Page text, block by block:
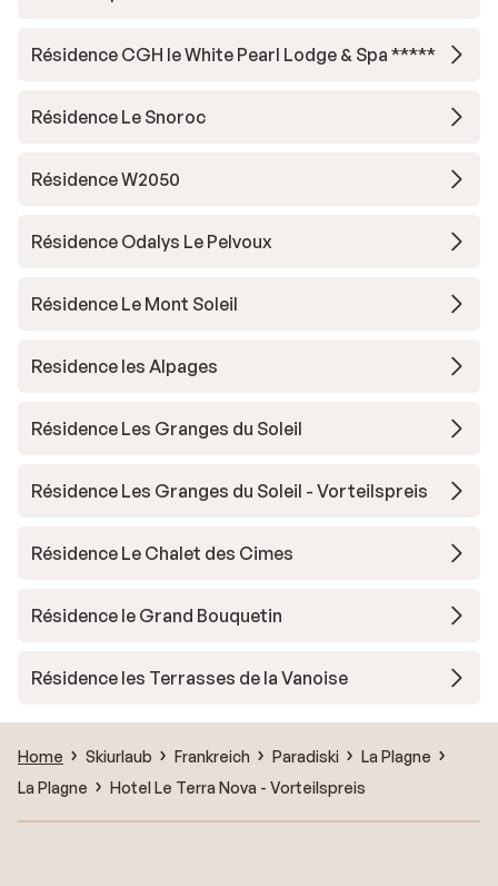
Résidence CGH le White Pearl Lodge & Spa *****
Résidence Le Snoroc
Résidence W2050
Résidence Odalys Le Pelvoux
Résidence Le Mont Soleil
Residence les Alpages
Résidence Les Granges du Soleil
Résidence Les Granges du Soleil - Vorteilspreis
Résidence Le Chalet des Cimes
Résidence le Grand Bouquetin
Résidence les Terrasses de la Vanoise
Home Skiurlaub Frankreich Paradiski
La Plagne
La Plagne
Hotel Le Terra Nova - Vorteilspreis